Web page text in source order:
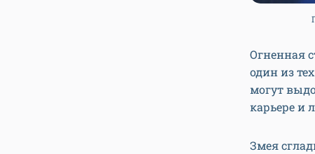
Огненная
один из
могут
карьере и
Змея